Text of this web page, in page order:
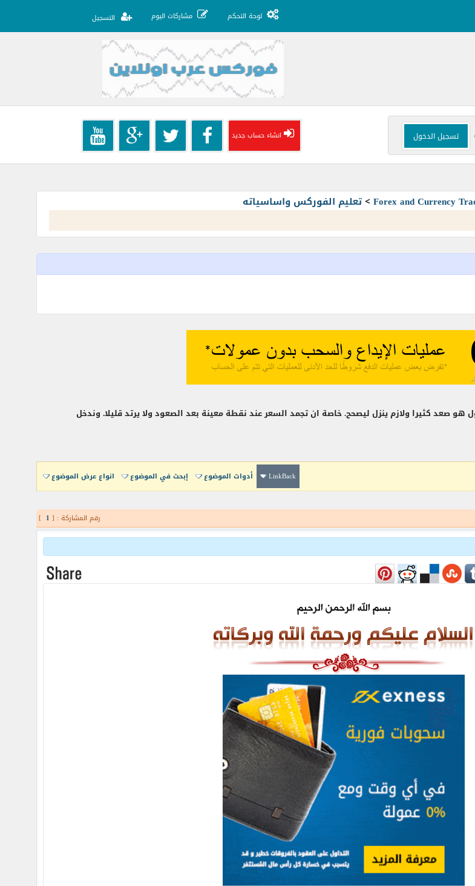
لوحة التحكم مشاركات اليوم التسجيل
انشاء حساب جديد
>تعليم الفوركس واساسياته
صعد كثيرا ولازم ينزل ليصحح. خاصة ان تجمد السعر عند نقطة معينة بعد الصعود ولا يرتد قليلا. وندخل
LinkBack أدوات الموضوع إبحث في الموضوع انواع عرض الموضوع
رقم المشاركة : [ 1
]